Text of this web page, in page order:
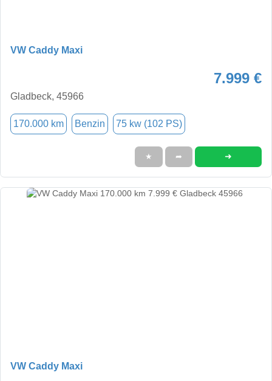
VW Caddy Maxi
7.999 €
Gladbeck, 45966
170.000 km Benzin 75 kw (102 PS)
★ ➦ ➜
VW Caddy Maxi